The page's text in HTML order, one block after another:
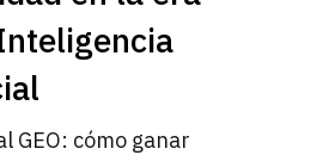
GEO: cómo ganar